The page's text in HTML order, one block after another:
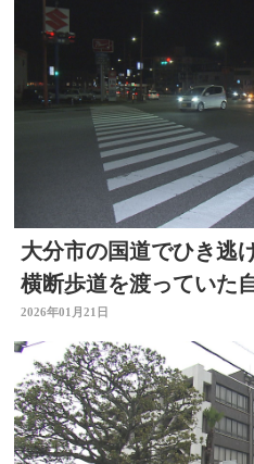
大分市の国道でひき
横断歩道を渡っていた
折るけが
2026年01月21日